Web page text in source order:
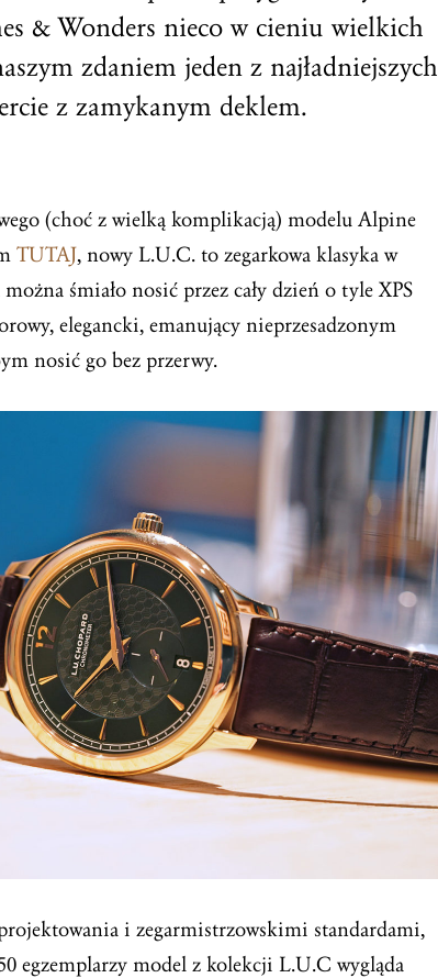
& Wonders nieco w cieniu wielkich
zdaniem jeden z najładniejszych
z zamykanym deklem.
(choć z wielką komplikacją) modelu Alpine
TUTAJ, nowy L.U.C. to zegarkowa klasyka w
śmiało nosić przez cały dzień o tyle XPS
elegancki, emanujący nieprzesadzonym
nosić go bez przerwy.
i zegarmistrzowskimi standardami,
egzemplarzy model z kolekcji L.U.C wygląda